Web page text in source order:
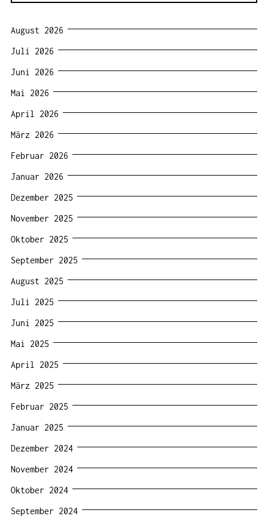
August 2026
Juli 2026
Juni 2026
Mai 2026
April 2026
März 2026
Februar 2026
Januar 2026
Dezember 2025
November 2025
Oktober 2025
September 2025
August 2025
Juli 2025
Juni 2025
Mai 2025
April 2025
März 2025
Februar 2025
Januar 2025
Dezember 2024
November 2024
Oktober 2024
September 2024